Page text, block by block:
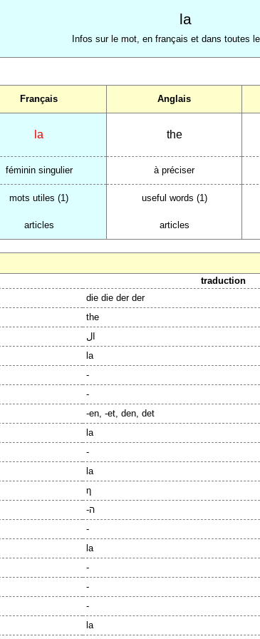
la
Infos sur le mot, en français et dans toutes
Français Anglais
la the
féminin singulier à préciser
mots utiles (1) useful words (1)
articles articles
traduction
die die der der
the
ال
la
-
-
-en, -et, den, det
la
-
la
η
-ה
-
la
-
-
-
la